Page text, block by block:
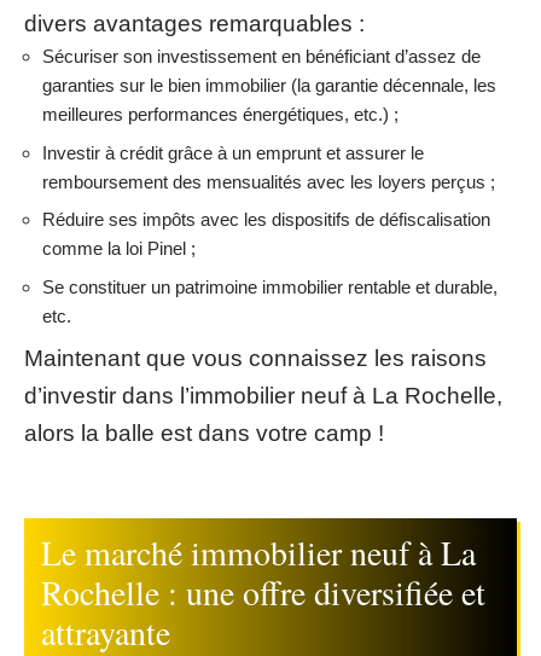
divers avantages remarquables :
Sécuriser son investissement en bénéficiant d’assez de
garanties sur le bien immobilier (la garantie décennale, les
meilleures performances énergétiques, etc.) ;
Investir à crédit grâce à un emprunt et assurer le
remboursement des mensualités avec les loyers perçus ;
Réduire ses impôts avec les dispositifs de défiscalisation
comme la loi Pinel ;
Se constituer un patrimoine immobilier rentable et durable,
etc.
Maintenant que vous connaissez les raisons
d’investir dans l’immobilier neuf à La Rochelle,
alors la balle est dans votre camp !
Le marché immobilier neuf à La
Rochelle : une offre diversifiée et
attrayante